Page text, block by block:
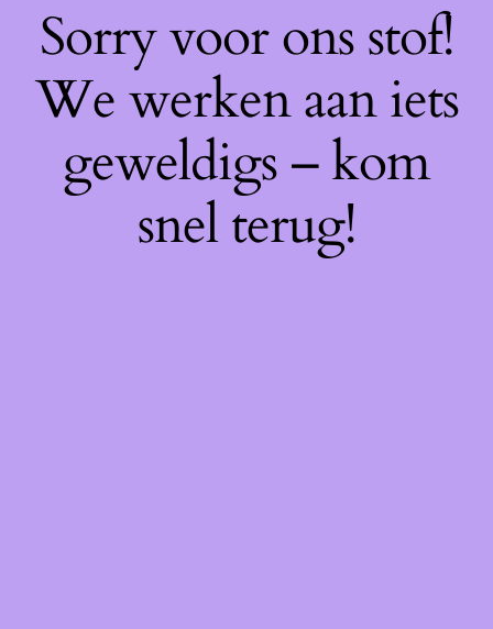
Sorry voor ons stof!
We werken aan iets
geweldigs – kom
snel terug!